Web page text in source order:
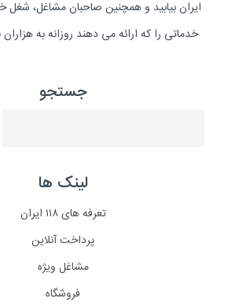
ایران بیابید و همچنین صاحبان مشاغل،
خدماتی را که ارائه می دهند روزانه به
جستجو
لینک ها
تعرفه های ۱۱۸ ایران
پرداخت آنلاین
مشاغل ویژه
فروشگاه